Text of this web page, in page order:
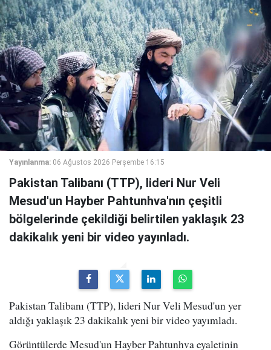
Yayınlanma: 06 Ağustos 2026 Perşembe 16:15
Pakistan Talibanı (TTP), lideri Nur Veli
Mesud'un Hayber Pahtunhva'nın çeşitli
bölgelerinde çekildiği belirtilen yaklaşık 23
dakikalık yeni bir video yayınladı.
Pakistan Talibanı (TTP), lideri Nur Veli Mesud'un yer
aldığı yaklaşık 23 dakikalık yeni bir video yayımladı.
Görüntülerde Mesud'un Hayber Pahtunhva eyaletinin